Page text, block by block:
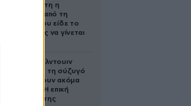
Απαρηγόρητη η
οικογένεια από τη
Βρετανία που είδε το
όνειρο ζωής να γίνεται
Ο Άλεκ Μπάλντουιν
ζήτησε από τη σύζυγό
του να κάνουν ακόμα
ένα παιδί – Η επική
αντίδρασή της